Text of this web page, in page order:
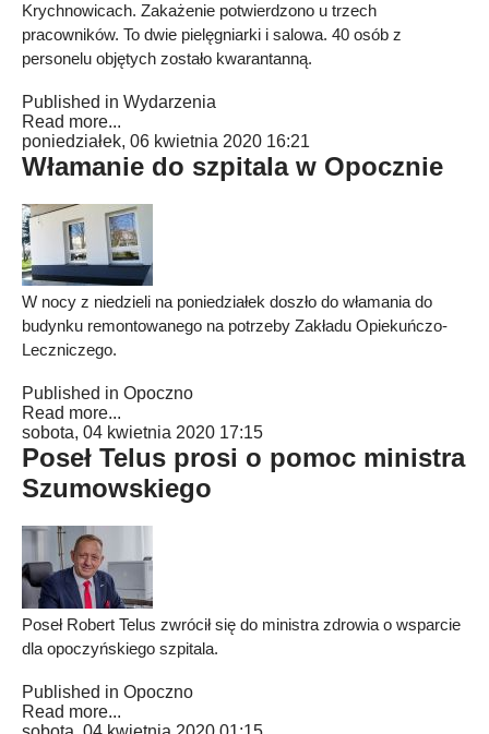
Krychnowicach. Zakażenie potwierdzono u trzech
pracowników. To dwie pielęgniarki i salowa. 40 osób z
personelu objętych zostało kwarantanną.
Published in Wydarzenia
Read more...
poniedziałek, 06 kwietnia 2020 16:21
Włamanie do szpitala w Opocznie
W nocy z niedzieli na poniedziałek doszło do włamania do
budynku remontowanego na potrzeby Zakładu Opiekuńczo-
Leczniczego.
Published in Opoczno
Read more...
sobota, 04 kwietnia 2020 17:15
Poseł Telus prosi o pomoc ministra
Szumowskiego
Poseł Robert Telus zwrócił się do ministra zdrowia o wsparcie
dla opoczyńskiego szpitala.
Published in Opoczno
Read more...